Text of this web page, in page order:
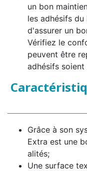
un bon
les adhésifs
d'assurer un
Vérifiez le
peuvent être
adhésifs
Grâce à son
Extra est une
alités;
Une surface